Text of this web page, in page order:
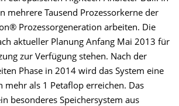
mehrere Tausend Prozessorkerne der
Prozessorgeneration arbeiten. Die
aktueller Planung Anfang Mai 2013 für
zur Verfügung stehen. Nach der
Phase in 2014 wird das System eine
mehr als 1 Petaflop erreichen. Das
besonderes Speichersystem aus